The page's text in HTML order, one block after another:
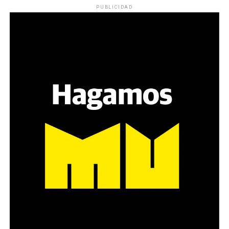
es a través del interrogante, que puedan encarnar la
pregunta», comparte Gonzalo, de 41 años.
PUBLICIDAD